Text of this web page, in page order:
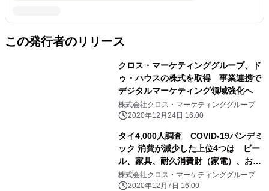
この発行者のリリース
クロス・マーケティンググループ、ド
ゥ・ハウスの株式を取得 事業連携で
デジタルマーケティング領域強化へ
株式会社クロス・マーケティンググループ
2020年12月24日 16:00
タイ4,000人調査 COVID-19パンデミ
ック 消費が減少した上位4つは ビー
ル、家具、耐久消費財（家電）、お菓
子
株式会社クロス・マーケティンググループ
2020年12月7日 16:00